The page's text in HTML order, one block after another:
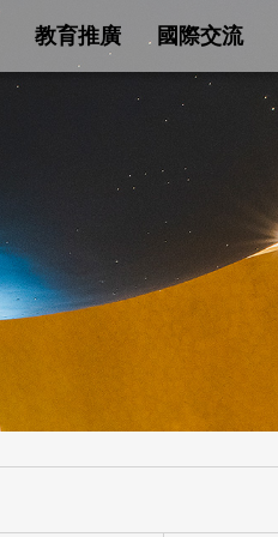
教育推廣 國際交流